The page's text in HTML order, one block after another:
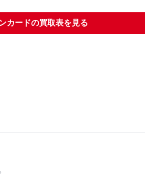
カードの買取表を見る